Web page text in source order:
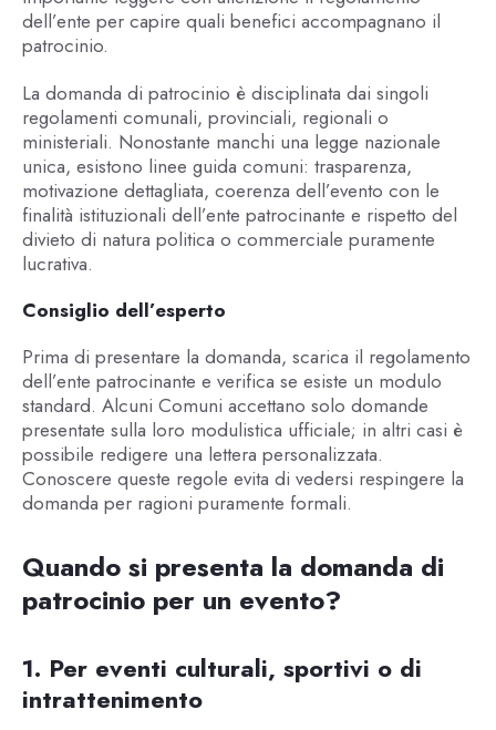
dell’ente per capire quali benefici accompagnano il
patrocinio.
La domanda di patrocinio è disciplinata dai singoli
regolamenti comunali, provinciali, regionali o
ministeriali. Nonostante manchi una legge nazionale
unica, esistono linee guida comuni: trasparenza,
motivazione dettagliata, coerenza dell’evento con le
finalità istituzionali dell’ente patrocinante e rispetto del
divieto di natura politica o commerciale puramente
lucrativa.
Consiglio dell’esperto
Prima di presentare la domanda, scarica il regolamento
dell’ente patrocinante e verifica se esiste un modulo
standard. Alcuni Comuni accettano solo domande
presentate sulla loro modulistica ufficiale; in altri casi è
possibile redigere una lettera personalizzata.
Conoscere queste regole evita di vedersi respingere la
domanda per ragioni puramente formali.
Quando si presenta la domanda di
patrocinio per un evento?
1. Per eventi culturali, sportivi o di
intrattenimento